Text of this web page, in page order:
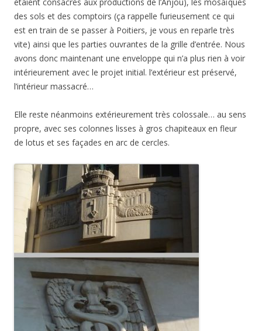
des sols et des comptoirs (ça rappelle furieusement ce qui
est en train de se passer à Poitiers, je vous en reparle très
vite) ainsi que les parties ouvrantes de la grille d’entrée. Nous
avons donc maintenant une enveloppe qui n’a plus rien à voir
intérieurement avec le projet initial. l’extérieur est préservé,
l’intérieur massacré…
Elle reste néanmoins extérieurement très colossale… au sens
propre, avec ses colonnes lisses à gros chapiteaux en fleur
de lotus et ses façades en arc de cercles.